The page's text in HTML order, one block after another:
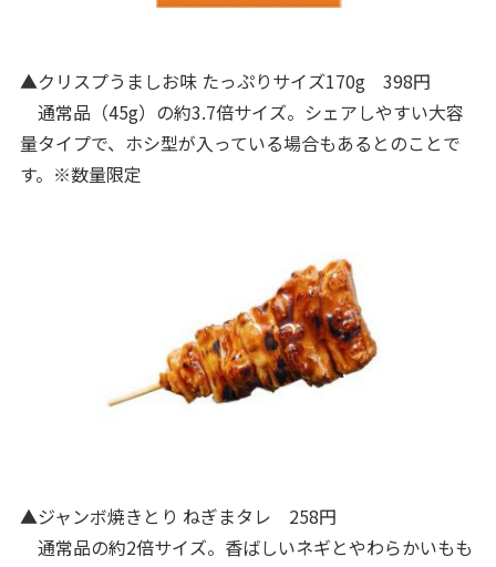
▲クリスプうましお味 たっぷりサイズ170g 398円
通常品（45g）の約3.7倍サイズ。シェアしやすい大容
量タイプで、ホシ型が入っている場合もあるとのことで
す。※数量限定
▲ジャンボ焼きとり ねぎまタレ 258円
通常品の約2倍サイズ。香ばしいネギとやわらかいもも